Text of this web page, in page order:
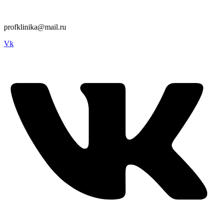
profklinika@mail.ru
Vk